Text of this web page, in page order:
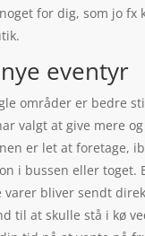
for dig, som jo
eventyr
områder er bedre
valgt at give mere
er let at foretage,
i bussen eller
bliver sendt
at skulle stå i kø